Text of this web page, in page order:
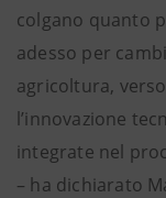
colgano quanto
adesso per
agricoltura,
l’innovazione
integrate nel
– ha dichiarato